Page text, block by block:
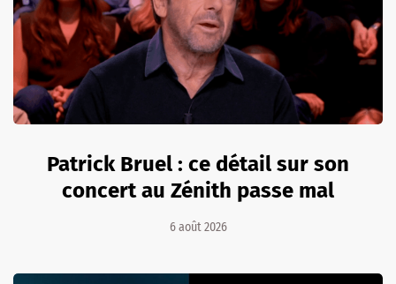
Patrick Bruel : ce détail sur son
concert au Zénith passe mal
6 août 2026